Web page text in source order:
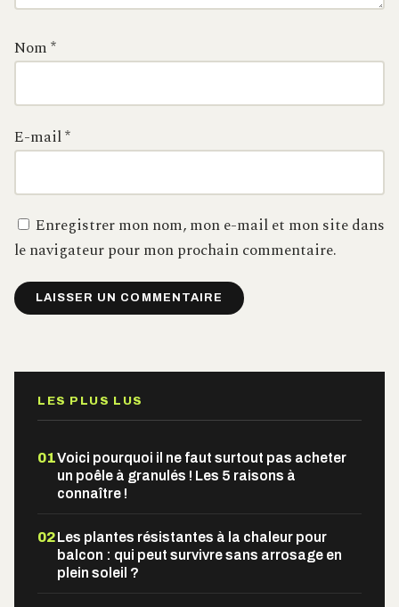
Nom*
E-mail*
Enregistrer mon nom, mon e-mail et mon site dans
le navigateur pour mon prochain commentaire.
LES PLUS LUS
01Voici pourquoi il ne faut surtout pas acheter
un poêle à granulés ! Les 5 raisons à
connaître !
02Les plantes résistantes à la chaleur pour
balcon : qui peut survivre sans arrosage en
plein soleil ?